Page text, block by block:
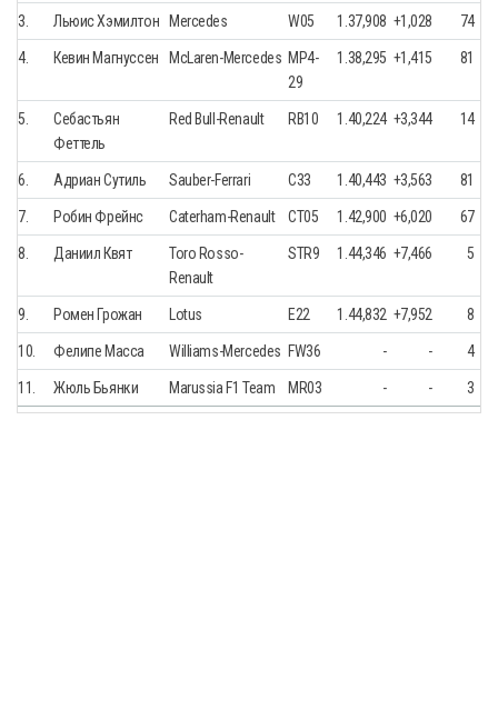
3. Льюис Хэмилтон Mercedes W05 1.37,908 +1,028 74
4. Кевин Магнуссен McLaren-Mercedes MP4-
29
1.38,295 +1,415 81
5.
Себастьян
Феттель
Red Bull-Renault RB10 1.40,224 +3,344 14
6. Адриан Сутиль Sauber-Ferrari C33 1.40,443 +3,563 81
7. Робин Фрейнс Caterham-Renault CT05 1.42,900 +6,020 67
8. Даниил Квят
Toro Rosso-
Renault
STR9 1.44,346 +7,466 5
9. Ромен Грожан Lotus E22 1.44,832 +7,952 8
10. Фелипе Масса Williams-Mercedes FW36 - - 4
11. Жюль Бьянки Marussia F1 Team MR03 - - 3